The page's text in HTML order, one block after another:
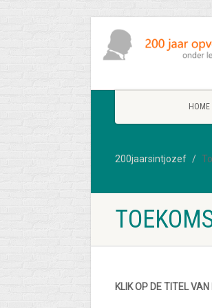
HOME
200jaarsintjozef
KLIK OP DE TITEL